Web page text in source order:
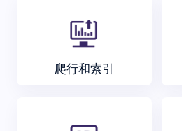
爬行和索引